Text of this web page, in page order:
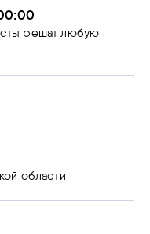
решат любую
области